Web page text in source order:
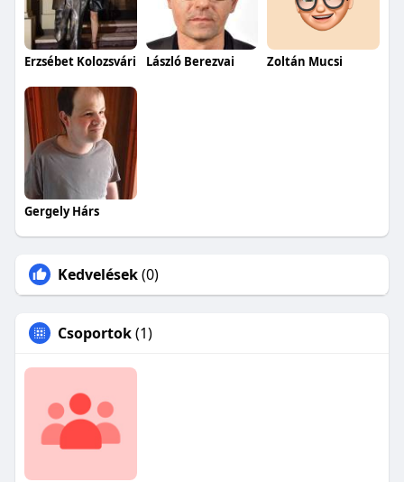
Erzsébet Kolozsvári László Berezvai Zoltán Mucsi
Gergely Hárs
Kedvelések(0)
Csoportok(1)